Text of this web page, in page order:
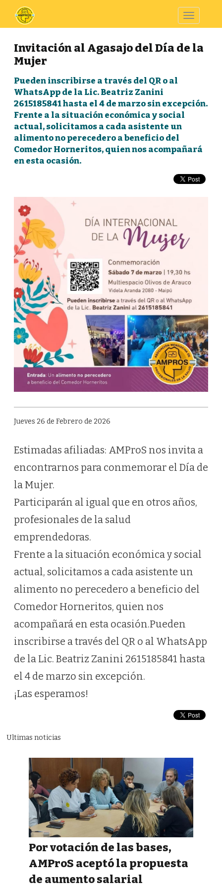
Toggle
Invitación al Agasajo del Día de la
Mujer
Pueden inscribirse a través del QR o al
WhatsApp de la Lic. Beatriz Zanini
2615185841 hasta el 4 de marzo sin excepción.
Frente a la situación económica y social
actual, solicitamos a cada asistente un
alimento no perecedero a beneficio del
Comedor Horneritos, quien nos acompañará
en esta ocasión.
Jueves 26 de Febrero de 2026
Estimadas afiliadas: AMProS nos invita a
encontrarnos para conmemorar el Día de
la Mujer.
Participarán al igual que en otros años,
profesionales de la salud
emprendedoras.
Frente a la situación económica y social
actual, solicitamos a cada asistente un
alimento no perecedero a beneficio del
Comedor Horneritos, quien nos
acompañará en esta ocasión.Pueden
inscribirse a través del QR o al WhatsApp
de la Lic. Beatriz Zanini 2615185841 hasta
el 4 de marzo sin excepción.
¡Las esperamos!
Ultimas noticias
Por votación de las bases,
AMProS aceptó la propuesta
de aumento salarial